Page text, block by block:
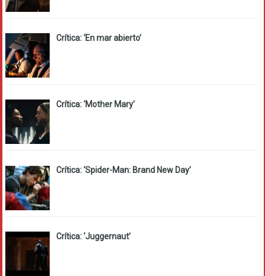
Crítica: ‘En mar abierto’
Crítica: ‘Mother Mary’
Crítica: ‘Spider-Man: Brand New Day’
Crítica: ‘Juggernaut’